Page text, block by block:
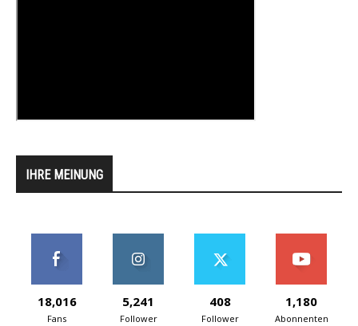
IHRE MEINUNG
18,016
Fans
5,241
Follower
408
Follower
1,180
Abonnenten